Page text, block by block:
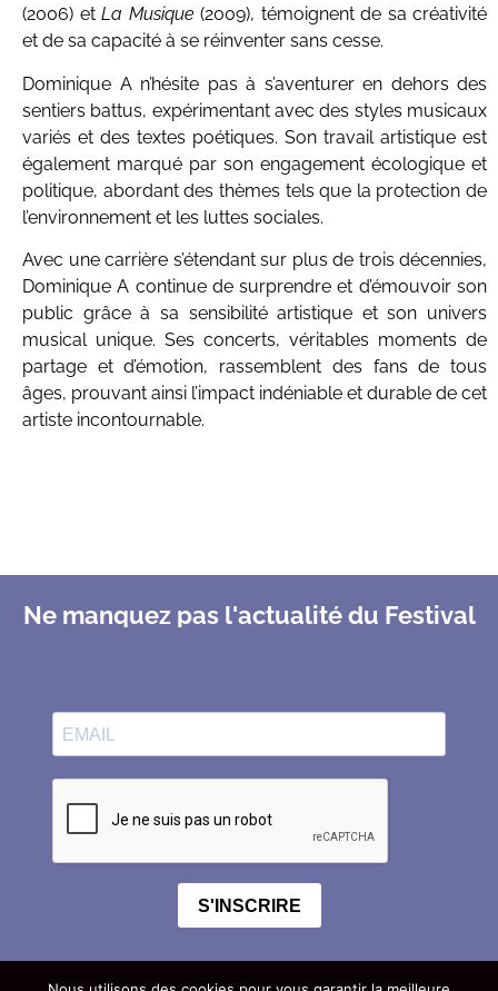
(2006) et La Musique (2009), témoignent de sa créativité
et de sa capacité à se réinventer sans cesse.
Dominique A n’hésite pas à s’aventurer en dehors des
sentiers battus, expérimentant avec des styles musicaux
variés et des textes poétiques. Son travail artistique est
également marqué par son engagement écologique et
politique, abordant des thèmes tels que la protection de
l’environnement et les luttes sociales.
Avec une carrière s’étendant sur plus de trois décennies,
Dominique A continue de surprendre et d’émouvoir son
public grâce à sa sensibilité artistique et son univers
musical unique. Ses concerts, véritables moments de
partage et d’émotion, rassemblent des fans de tous
âges, prouvant ainsi l’impact indéniable et durable de cet
artiste incontournable.
Ne manquez pas l'actualité du Festival
S'INSCRIRE